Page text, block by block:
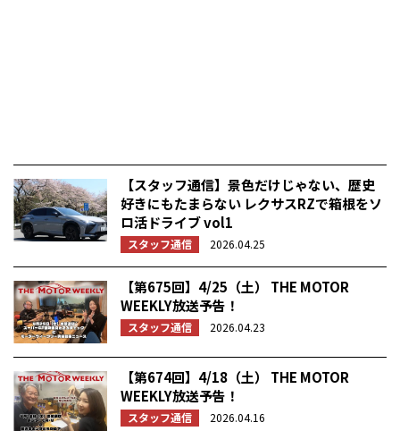
【スタッフ通信】景色だけじゃない、歴史
好きにもたまらない レクサスRZで箱根をソ
ロ活ドライブ vol1
スタッフ通信 2026.04.25
【第675回】4/25（土） THE MOTOR
WEEKLY放送予告！
スタッフ通信 2026.04.23
【第674回】4/18（土） THE MOTOR
WEEKLY放送予告！
スタッフ通信 2026.04.16